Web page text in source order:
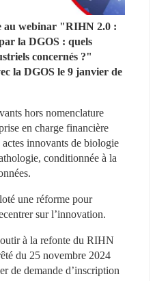
au webinar "RIHN 2.0 :
la DGOS : quels
concernés ?"
la DGOS le 9 janvier de
hors nomenclature
en charge financière
innovants de biologie
conditionnée à la
une réforme pour
sur l’innovation.
à la refonte du RIHN
du 25 novembre 2024
de demande d’inscription